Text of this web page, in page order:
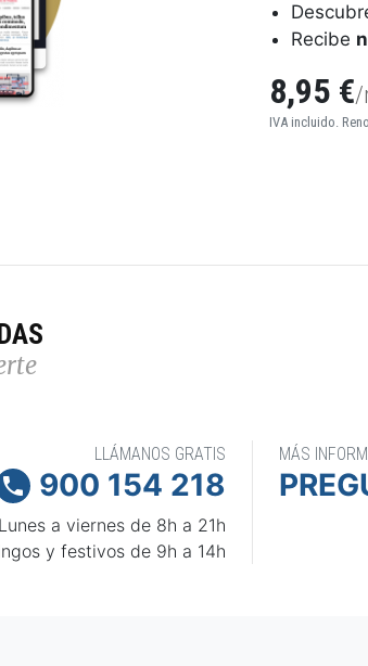
Recibe
8,95 €/
IVA incluido.
LLÁMANOS GRATIS
 900 154 218
Lunes a viernes de 8h a 21h
y festivos de 9h a 14h
MÁS